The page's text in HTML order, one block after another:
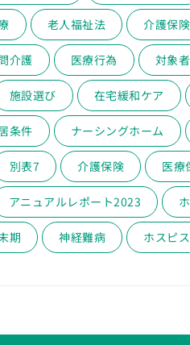
老人福祉法 介護保
介護 医療行為 対象者
施設選び 在宅緩和ケア
条件 ナーシングホーム
別表7 介護保険 医療
アニュアルレポート2023
期 神経難病 ホスピ